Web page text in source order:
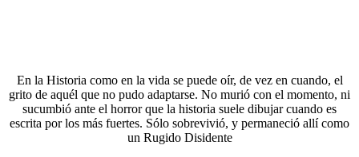
En la Historia como en la vida se puede oír, de vez en cuando, el
grito de aquél que no pudo adaptarse. No murió con el momento, ni
sucumbió ante el horror que la historia suele dibujar cuando es
escrita por los más fuertes. Sólo sobrevivió, y permaneció allí como
un Rugido Disidente